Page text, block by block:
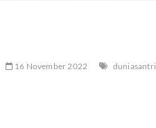
16 November 2022 duniasantri